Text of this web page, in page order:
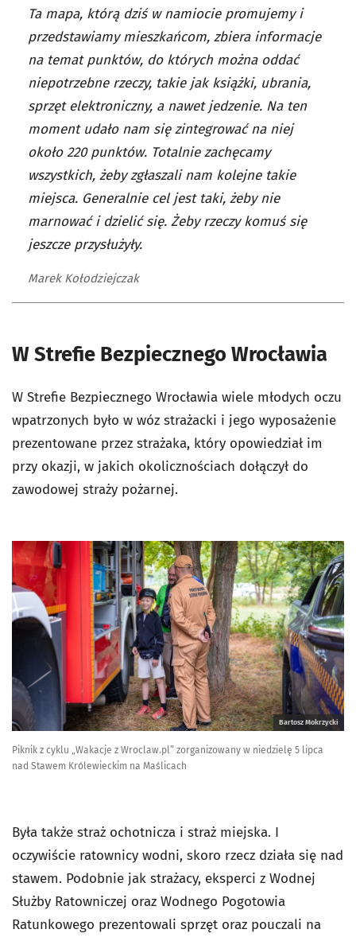
Ta mapa, którą dziś w namiocie promujemy i
przedstawiamy mieszkańcom, zbiera informacje
na temat punktów, do których można oddać
niepotrzebne rzeczy, takie jak książki, ubrania,
sprzęt elektroniczny, a nawet jedzenie. Na ten
moment udało nam się zintegrować na niej
około 220 punktów. Totalnie zachęcamy
wszystkich, żeby zgłaszali nam kolejne takie
miejsca. Generalnie cel jest taki, żeby nie
marnować i dzielić się. Żeby rzeczy komuś się
jeszcze przysłużyły.
Marek Kołodziejczak
W Strefie Bezpiecznego Wrocławia
W Strefie Bezpiecznego Wrocławia wiele młodych oczu
wpatrzonych było w wóz strażacki i jego wyposażenie
prezentowane przez strażaka, który opowiedział im
przy okazji, w jakich okolicznościach dołączył do
zawodowej straży pożarnej.
Bartosz Mokrzycki
Piknik z cyklu „Wakacje z Wroclaw.pl” zorganizowany w niedzielę 5 lipca
nad Stawem Królewieckim na Maślicach
Była także straż ochotnicza i straż miejska. I
oczywiście ratownicy wodni, skoro rzecz działa się nad
stawem. Podobnie jak strażacy, eksperci z Wodnej
Służby Ratowniczej oraz Wodnego Pogotowia
Ratunkowego prezentowali sprzęt oraz pouczali na